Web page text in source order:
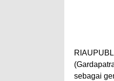
sebagai